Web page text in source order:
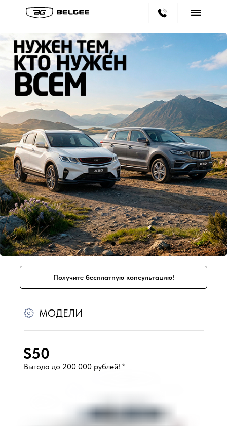
Получите бесплатную консультацию!
МОДЕЛИ
Выгода до 200 000 рублей! *
S50